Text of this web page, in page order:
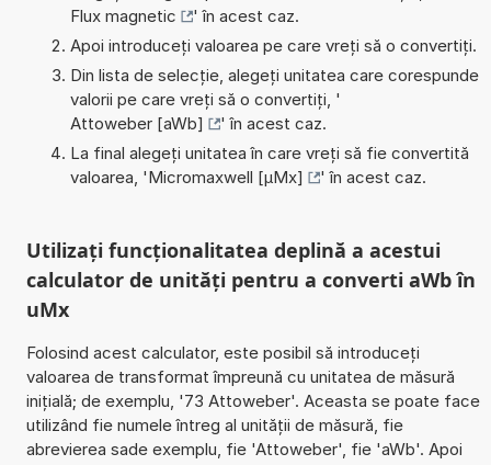
Flux magnetic
' în acest caz.
Apoi introduceți valoarea pe care vreți să o convertiți.
Din lista de selecție, alegeți unitatea care corespunde
valorii pe care vreți să o convertiți, '
Attoweber [aWb]
' în acest caz.
La final alegeți unitatea în care vreți să fie convertită
valoarea, 'Micromaxwell [µMx] ' în acest caz.
Utilizați funcționalitatea deplină a acestui
calculator de unități pentru a converti aWb în
uMx
Folosind acest calculator, este posibil să introduceți
valoarea de transformat împreună cu unitatea de măsură
inițială; de exemplu, '73 Attoweber'. Aceasta se poate face
utilizând fie numele întreg al unității de măsură, fie
abrevierea sade exemplu, fie 'Attoweber', fie 'aWb'. Apoi